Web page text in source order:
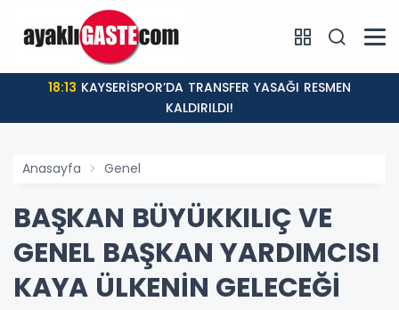
18:13
KALDIRILDI!
Anasayfa Genel
BAŞKAN BÜYÜKKILIÇ VE
GENEL BAŞKAN YARDIMCISI
KAYA ÜLKENİN GELECEĞİ